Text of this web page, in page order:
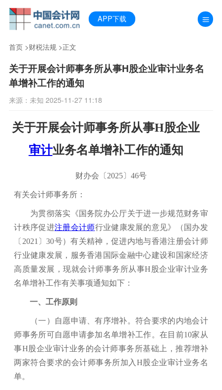
APP下载
首页>财税法规>正文
关于开展会计师事务所从事H股企业审计业务名
单增补工作的通知
来源：未知 2025-11-27 11:18
关于开展会计师事务所从事H股企业
审计业务名单增补工作的通知
财办会〔2025〕46号
有关会计师事务所：
为贯彻落实《国务院办公厅关于进一步规范财务审
计秩序促进注册会计师行业健康发展的意见》（国办发
〔2021〕30号）有关精神，促进内地与香港注册会计师
行业健康发展，服务香港国际金融中心建设和国家经济
高质量发展，现就会计师事务所从事H股企业审计业务
名单增补工作有关事项通知如下：
一、工作原则
（一）自愿申请、有序增补。符合要求的内地会计
师事务所可自愿申请参加名单增补工作。在目前10家从
事H股企业审计业务的会计师事务所基础上，推荐增补
两家符合要求的会计师事务所加入H股企业审计业务名
单。